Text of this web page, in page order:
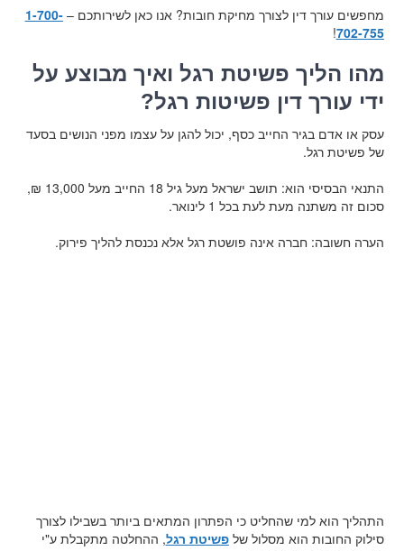
מחפשים עורך דין לצורך מחיקת חובות? אנו כאן לשירותכם –1-700-
702-755
!
מהו הליך פשיטת רגל ואיך מבוצע על
ידי עורך דין פשיטות רגל?
עסק או אדם בגיר החייב כסף, יכול להגן על עצמו מפני הנושים בסעד
של פשיטת רגל.
התנאי הבסיסי הוא: תושב ישראל מעל גיל 18 החייב מעל 13,000 ₪,
סכום זה משתנה מעת לעת בכל 1 לינואר.
הערה חשובה: חברה אינה פושטת רגל אלא נכנסת להליך פירוק.
התהליך הוא למי שהחליט כי הפתרון המתאים ביותר בשבילו לצורך
סילוק החובות הוא מסלול שלפשיטת רגל, ההחלטה מתקבלת ע"י